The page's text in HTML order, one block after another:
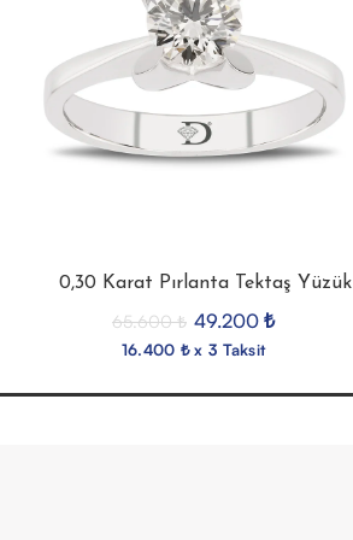
0,30 Karat Pırlanta Tektaş Yüzük
65.600₺ 49.200 ₺
16.400 ₺ x 3 Taksit